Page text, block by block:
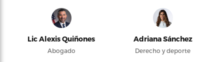
Lic Alexis Quiñones
Abogado
Adriana Sánchez
Derecho y deporte